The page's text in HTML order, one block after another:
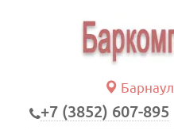
Барнаул
+7 (3852) 607-895